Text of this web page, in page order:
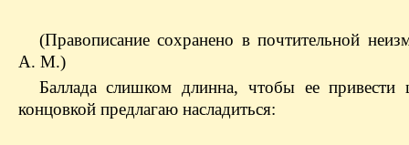
(Правописание сохранено в почтительной
А. М.)
Баллада слишком длинна, чтобы ее привести
концовкой предлагаю насладиться: